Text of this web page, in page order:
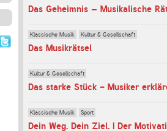
Klassische Musik Kultur & Gesellschaft
Das Musikrätsel
Kultur & Gesellschaft
Das starke Stück - Musiker
Klassische Musik Sport